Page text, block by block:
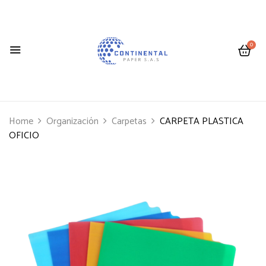
0
Home Organización Carpetas
CARPETA PLASTICA
OFICIO